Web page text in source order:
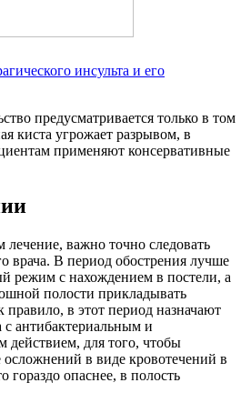
инсульта и его
предусматривается только в том
киста угрожает разрывом, в
применяют консервативные
важно точно следовать
врача. В период обострения лучше
режим с нахождением в постели, а
полости прикладывать
в этот период назначают
с антибактериальным и
действием, для того, чтобы
осложнений в виде кровотечений в
гораздо опаснее, в полость